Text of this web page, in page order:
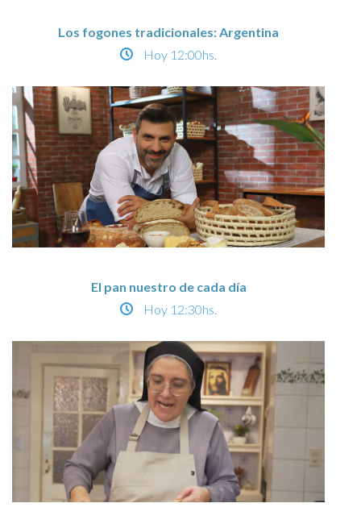
Los fogones tradicionales: Argentina
Hoy 12:00hs.
El pan nuestro de cada día
Hoy 12:30hs.